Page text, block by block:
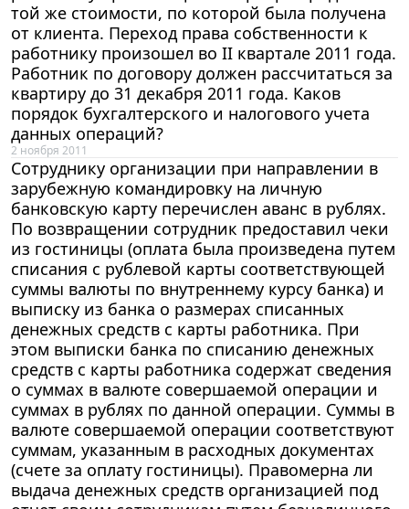
той же стоимости, по которой была получена
от клиента. Переход права собственности к
работнику произошел во II квартале 2011 года.
Работник по договору должен рассчитаться за
квартиру до 31 декабря 2011 года. Каков
порядок бухгалтерского и налогового учета
данных операций?
2 ноября 2011
Сотруднику организации при направлении в
зарубежную командировку на личную
банковскую карту перечислен аванс в рублях.
По возвращении сотрудник предоставил чеки
из гостиницы (оплата была произведена путем
списания с рублевой карты соответствующей
суммы валюты по внутреннему курсу банка) и
выписку из банка о размерах списанных
денежных средств с карты работника. При
этом выписки банка по списанию денежных
средств с карты работника содержат сведения
о суммах в валюте совершаемой операции и
суммах в рублях по данной операции. Суммы в
валюте совершаемой операции соответствуют
суммам, указанным в расходных документах
(счете за оплату гостиницы). Правомерна ли
выдача денежных средств организацией под